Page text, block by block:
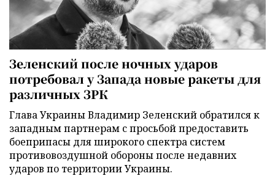
Зеленский после ночных ударов
потребовал у Запада новые ракеты для
различных ЗРК
Глава Украины Владимир Зеленский обратился к
западным партнерам с просьбой предоставить
боеприпасы для широкого спектра систем
противовоздушной обороны после недавних
ударов по территории Украины.